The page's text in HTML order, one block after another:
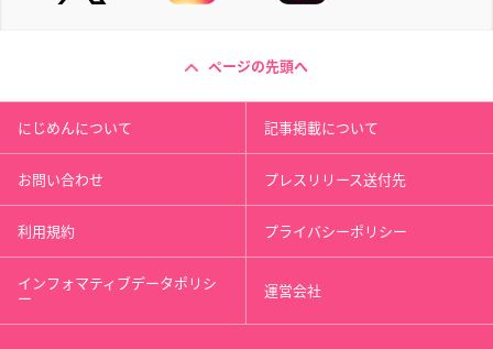
ページの先頭へ
にじめんについて 記事掲載について
お問い合わせ プレスリリース送付先
利用規約 プライバシーポリシー
インフォマティブデータポリシ
ー 運営会社